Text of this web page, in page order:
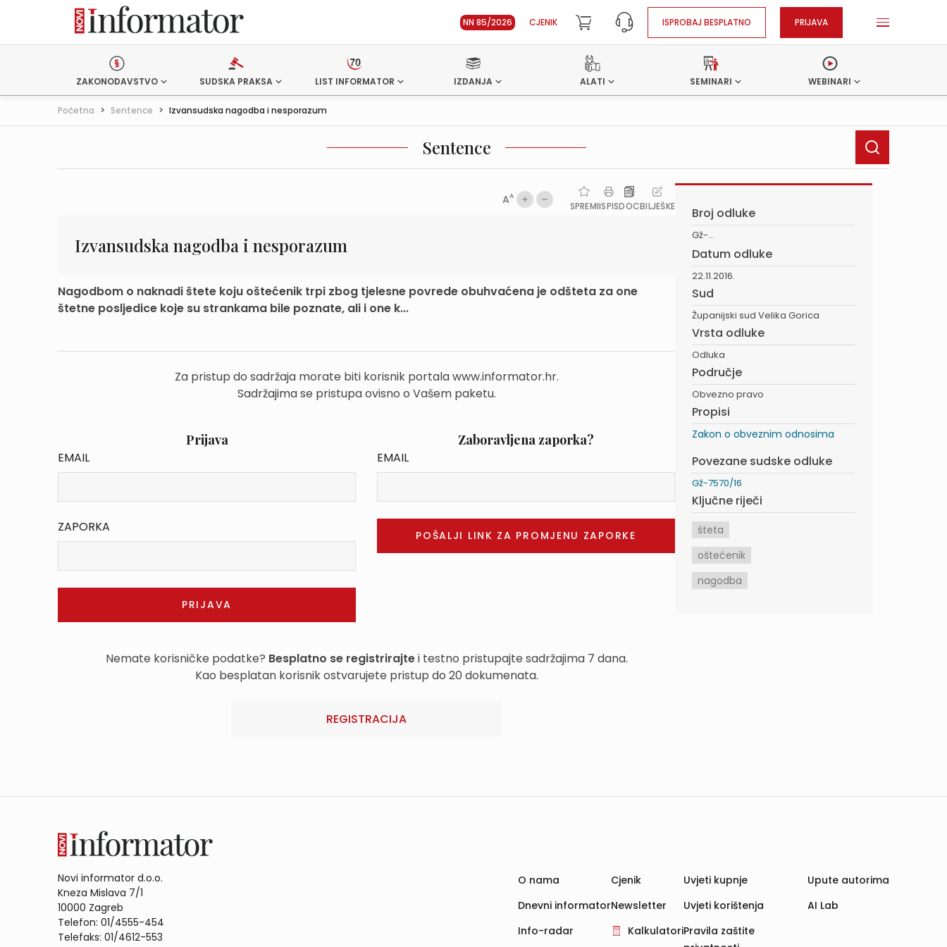
NN 85/2026 CJENIK ISPROBAJ BESPLATNO PRIJAVA
ZAKONODAVSTVO SUDSKA PRAKSA LIST INFORMATOR IZDANJA ALATI SEMINARI WEBINARI
Početna > Sentence > Izvansudska nagodba i nesporazum
Sentence
AA
SPREMIISPISDOCBILJEŠKE
Izvansudska nagodba i nesporazum
Nagodbom o naknadi štete koju oštećenik trpi zbog tjelesne povrede obuhvaćena je odšteta za one
štetne posljedice koje su strankama bile poznate, ali i one k...
Za pristup do sadržaja morate biti korisnik portala www.informator.hr.
Sadržajima se pristupa ovisno o Vašem paketu.
Prijava
EMAIL
ZAPORKA
Zaboravljena zaporka?
EMAIL
Nemate korisničke podatke? Besplatno se registrirajtei testno pristupajte sadržajima 7 dana.
Kao besplatan korisnik ostvarujete pristup do 20 dokumenata.
REGISTRACIJA
Broj odluke
Gž-...
Datum odluke
22.11.2016.
Sud
Županijski sud Velika Gorica
Vrsta odluke
Odluka
Područje
Obvezno pravo
Propisi
Zakon o obveznim odnosima
Povezane sudske odluke
Gž-7570/16
Ključne riječi
šteta
oštećenik
nagodba
Novi informator d.o.o.
Kneza Mislava 7/1
10000 Zagreb
Telefon: 01/4555-454
Telefaks: 01/4612-553
O nama
Dnevni informator
Info-radar
Cjenik
Newsletter
Kalkulatori
Uvjeti kupnje
Uvjeti korištenja
Pravila zaštite
Upute autorima
AI Lab